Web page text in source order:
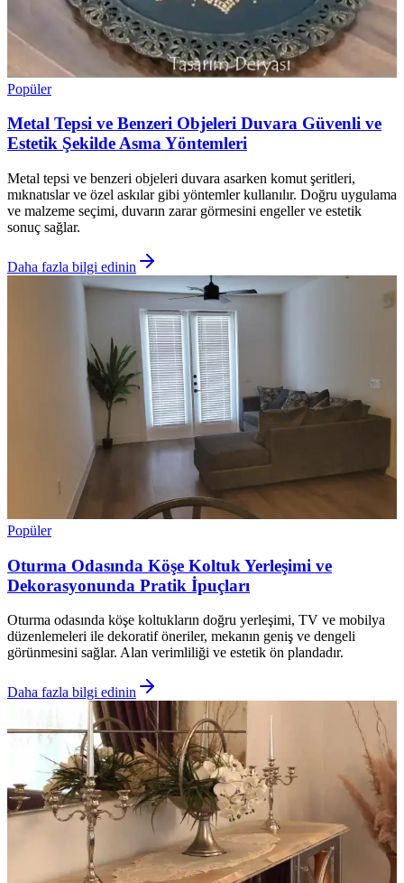
Popüler
Metal Tepsi ve Benzeri Objeleri Duvara Güvenli ve
Estetik Şekilde Asma Yöntemleri
Metal tepsi ve benzeri objeleri duvara asarken komut şeritleri,
mıknatıslar ve özel askılar gibi yöntemler kullanılır. Doğru uygulama
ve malzeme seçimi, duvarın zarar görmesini engeller ve estetik
sonuç sağlar.
Daha fazla bilgi edinin
Popüler
Oturma Odasında Köşe Koltuk Yerleşimi ve
Dekorasyonunda Pratik İpuçları
Oturma odasında köşe koltukların doğru yerleşimi, TV ve mobilya
düzenlemeleri ile dekoratif öneriler, mekanın geniş ve dengeli
görünmesini sağlar. Alan verimliliği ve estetik ön plandadır.
Daha fazla bilgi edinin